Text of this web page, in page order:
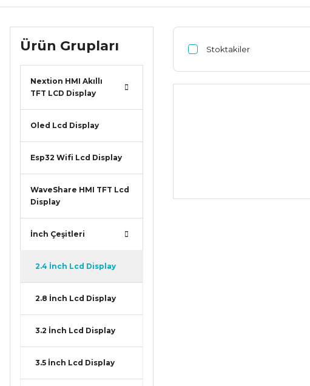
Ürün Grupları
Nextion HMI Akıllı
TFT LCD Display
Oled Lcd Display
Esp32 Wifi Lcd Display
WaveShare HMI TFT Lcd
Display
İnch Çeşitleri
2.4 İnch Lcd Display
2.8 İnch Lcd Display
3.2 İnch Lcd Display
3.5 İnch Lcd Display
Stoktakiler